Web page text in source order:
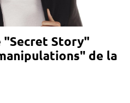
"Secret Story"
de la